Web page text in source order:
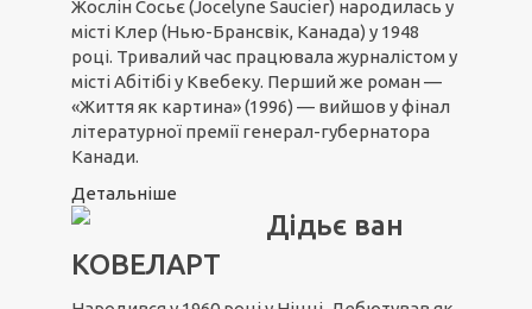
Жослін Сосьє (Jocelyne Saucier) народилась у
місті Клер (Нью-Брансвік, Канада) у 1948
році. Тривалий час працювала журналістом у
місті Абітібі у Квебеку. Перший же роман —
«Життя як картина» (1996) — вийшов у фінал
літературної премії генерал-губернатора
Канади.
Детальніше
Дідьє ван
КОВЕЛАРТ